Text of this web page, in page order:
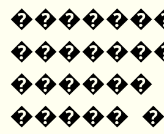
������
�����